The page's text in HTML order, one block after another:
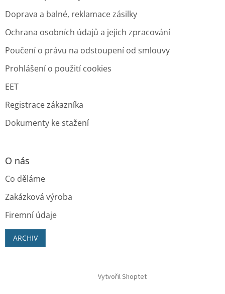
Doprava a balné, reklamace zásilky
Ochrana osobních údajů a jejich zpracování
Poučení o právu na odstoupení od smlouvy
Prohlášení o použití cookies
EET
Registrace zákazníka
Dokumenty ke stažení
O nás
Co děláme
Zakázková výroba
Firemní údaje
ARCHIV
Vytvořil Shoptet